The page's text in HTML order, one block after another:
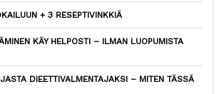
+ 3 RESEPTIVINKKIÄ
KÄY HELPOSTI – ILMAN LUOPUMISTA
DIEETTIVALMENTAJAKSI – MITEN TÄSSÄ